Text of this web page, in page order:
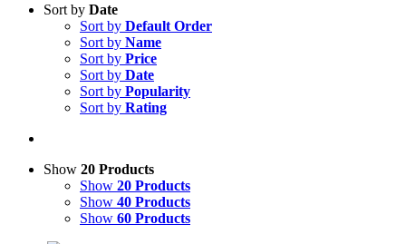
Sort by Date
Sort by Default Order
Sort by Name
Sort by Price
Sort by Date
Sort by Popularity
Sort by Rating
Show 20 Products
Show 20 Products
Show 40 Products
Show 60 Products